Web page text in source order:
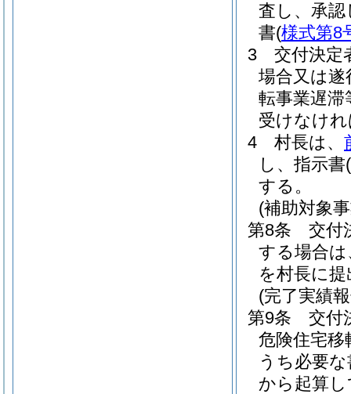
査し、承認
書(様式第8
3
交付決定
場合又は
転事業遅滞
受けなけ
4
村長は、
し、指示書(
する。
(補助対象
第8条
交付
する場合は
を村長に
(完了実績
第9条
交付
危険住宅移
うち必要
から起算